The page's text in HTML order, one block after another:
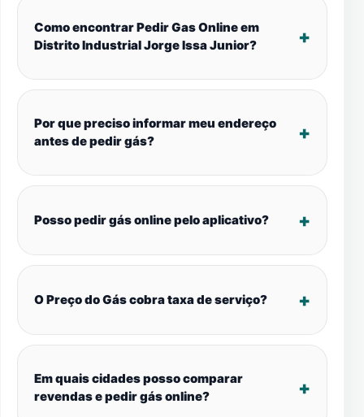
Como encontrar Pedir Gas Online em
Distrito Industrial Jorge Issa Junior?
Por que preciso informar meu endereço
antes de pedir gás?
Posso pedir gás online pelo aplicativo?
O Preço do Gás cobra taxa de serviço?
Em quais cidades posso comparar
revendas e pedir gás online?